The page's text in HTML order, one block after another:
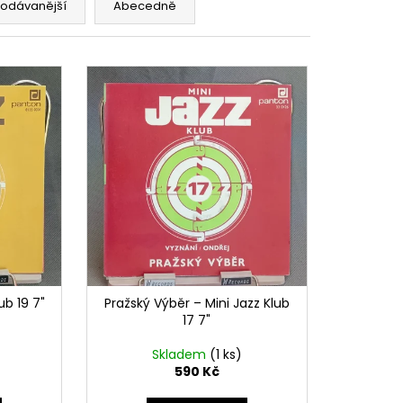
Abecedně
19 7"
Pražský Výběr – Mini Jazz Klub
17 7"
Skladem (1 ks)
590 Kč
PIPER AT THE GATES